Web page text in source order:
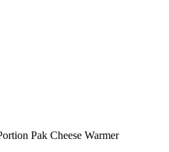
Pak Cheese Warmer